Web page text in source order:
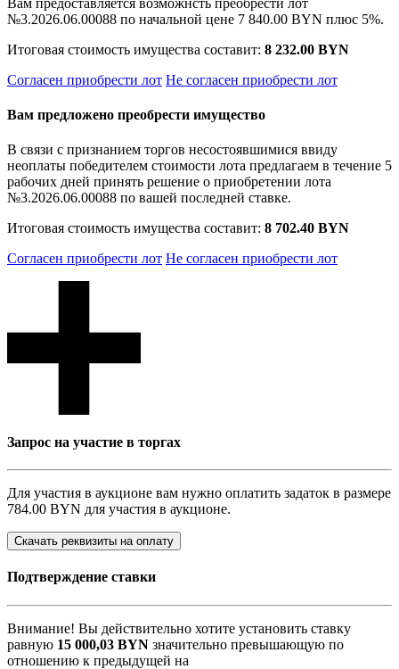
Вам предоставляется возможнсть преобрести лот
№3.2026.06.00088 по начальной цене 7 840.00 BYN плюс 5%.
Итоговая стоимость имущества составит: 8 232.00 BYN
Согласен приобрести лот Не согласен приобрести лот
Вам предложено преобрести имущество
В связи с признанием торгов несостоявшимися ввиду
неоплаты победителем стоимости лота предлагаем в течение 5
рабочих дней принять решение о приобретении лота
№3.2026.06.00088 по вашей последней ставке.
Итоговая стоимость имущества составит: 8 702.40 BYN
Согласен приобрести лот Не согласен приобрести лот
Запрос на участие в торгах
Для участия в аукционе вам нужно оплатить задаток в размере
784.00 BYN для участия в аукционе.
Скачать реквизиты на оплату
Подтверждение ставки
Внимание! Вы действительно хотите установить ставку
равную 15 000,03 BYN значительно превышающую по
отношению к предыдущей на